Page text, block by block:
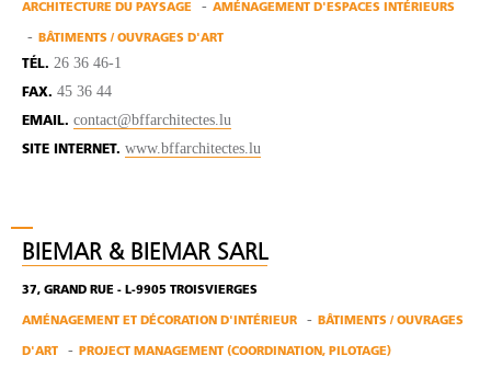
ARCHITECTURE DU PAYSAGE AMÉNAGEMENT D'ESPACES INTÉRIEURS
BÂTIMENTS / OUVRAGES D'ART
TÉL. 26 36 46-1
FAX. 45 36 44
EMAIL. contact@bffarchitectes.lu
SITE INTERNET. www.bffarchitectes.lu
BIEMAR & BIEMAR SARL
37, GRAND RUE - L-9905 TROISVIERGES
AMÉNAGEMENT ET DÉCORATION D'INTÉRIEUR BÂTIMENTS / OUVRAGES
D'ART PROJECT MANAGEMENT (COORDINATION, PILOTAGE)